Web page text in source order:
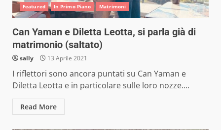
Featured In Primo Piano Matrimoni
Can Yaman e Diletta Leotta, si parla già di
matrimonio (saltato)
sally 13 Aprile 2021
I riflettori sono ancora puntati su Can Yaman e
Diletta Leotta e in particolare sulle loro nozze....
Read More